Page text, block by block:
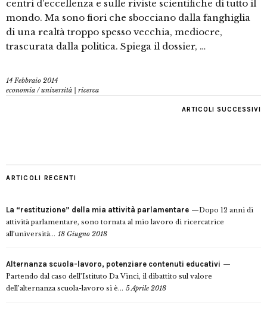
centri d’eccellenza e sulle riviste scientifiche di tutto il
mondo. Ma sono fiori che sbocciano dalla fanghiglia
di una realtà troppo spesso vecchia, mediocre,
trascurata dalla politica. Spiega il dossier, …
14 Febbraio 2014
economia /università | ricerca
ARTICOLI SUCCESSIVI
ARTICOLI RECENTI
La “restituzione” della mia attività parlamentare
Dopo 12 anni di
attività parlamentare, sono tornata al mio lavoro di ricercatrice
all’università... 18 Giugno 2018
Alternanza scuola-lavoro, potenziare contenuti educativi
Partendo dal caso dell’Istituto Da Vinci, il dibattito sul valore
dell’alternanza scuola-lavoro si è... 5 Aprile 2018